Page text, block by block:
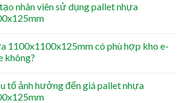
nhân viên sử dụng pallet nhựa
1100x1100x125mm có phù hợp kho e-
không?
tố ảnh hưởng đến giá pallet nhựa